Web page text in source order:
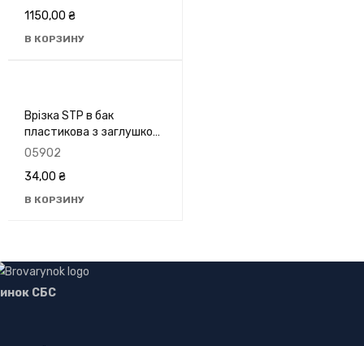
1150,00 ₴
В КОРЗИНУ
Врізка STP в бак
пластикова з заглушкою
1/2"
05902
34,00 ₴
В КОРЗИНУ
СБС